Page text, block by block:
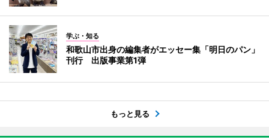
学ぶ・知る
和歌山市出身の編集者がエッセー集「明日のパン」
刊行 出版事業第1弾
もっと見る